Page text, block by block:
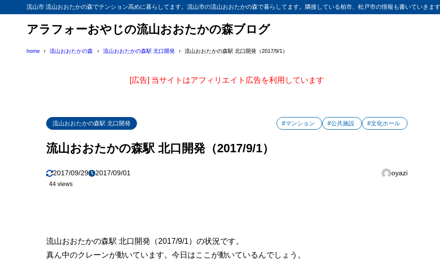
流山市 流山おおたかの森でテンション高めに暮らしてます。流山市の流山おおたかの森で暮らしてます。隣接している柏市、松戸市の情報も書いていきま
アラフォーおやじの流山おおたかの森ブログ
home 流山おおたかの森 流山おおたかの森駅 北口開発 流山おおたかの森駅 北口開発（2017/9/1）
[広告] 当サイトはアフィリエイト広告を利用しています
流山おおたかの森駅 北口開発 #マンション #公共施設 #文化ホール
流山おおたかの森駅 北口開発（2017/9/1）
2017/09/29 2017/09/01 oyazi
44 views
流山おおたかの森駅 北口開発（2017/9/1）の状況です。
真ん中のクレーンが動いています。今日はここが動いているんでしょう。